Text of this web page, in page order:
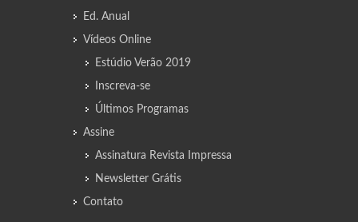
Ed. Anual
Vídeos Online
Estúdio Verão 2019
Inscreva-se
Últimos Programas
Assine
Assinatura Revista Impressa
Newsletter Grátis
Contato